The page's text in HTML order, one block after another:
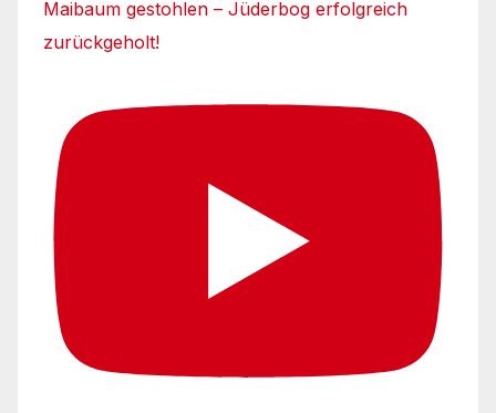
Maibaum gestohlen – Jüderbog erfolgreich
zurückgeholt!